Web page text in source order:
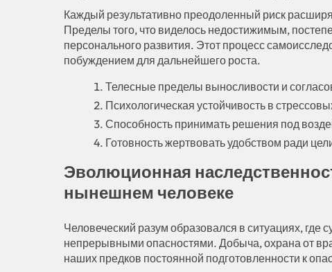
Каждый результативно преодоленный риск
Пределы того, что виделось недостижимым,
персонального развития. Этот процесс
побуждением для дальнейшего роста.
Телесные пределы выносливости и
Психологическая устойчивость в
Способность принимать решения под
Готовность жертвовать удобством ради
Эволюционная
нынешнем человеке
Человеческий разум образовался в ситуациях, где
непрерывными опасностями. Добыча, охрана от
наших предков постоянной подготовленности к